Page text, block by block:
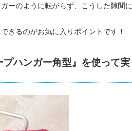
ーのように転がらず、こうした隙間に
きるのがお気に入りポイントです！
ハンガー角型』を使って実